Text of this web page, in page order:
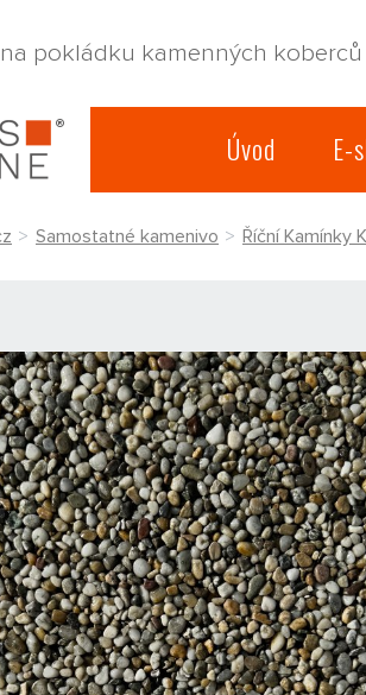
Úvod E-
pokládku kamenných koberců
Samostatné kamenivo Říční Kamínky